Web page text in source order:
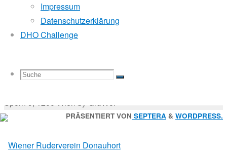
Impressum
Datenschutzerklärung
DHO Challenge
Suche
Suchen
Suche
Sternfahrten Archiv
Ruderlinks-
Impressum-
nach:
Sporn 9, 1200 Wien by GruWol
PRÄSENTIERT VON SEPTERA & WORDPRESS.
Zurück
oben